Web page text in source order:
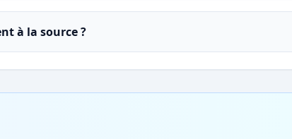
à la source ?